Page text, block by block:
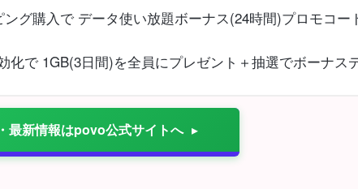
グ購入で データ使い放題ボーナス(24時間)プロモコー
化で 1GB(3日間)を全員にプレゼント＋抽選でボーナス
最新情報はpovo公式サイトへ